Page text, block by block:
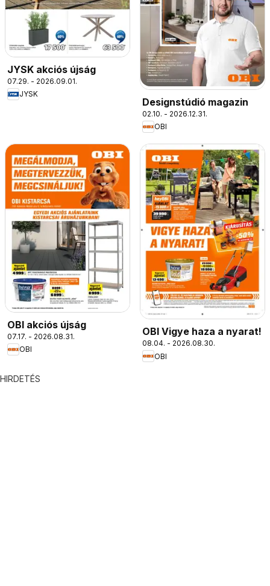
JYSK akciós újság
07.29. - 2026.09.01.
JYSK
Designstúdió magazin
02.10. - 2026.12.31.
OBI
OBI akciós újság
07.17. - 2026.08.31.
OBI
OBI Vigye haza a nyarat!
08.04. - 2026.08.30.
OBI
HIRDETÉS